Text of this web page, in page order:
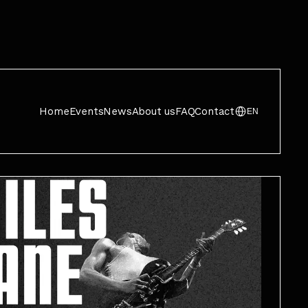
HomeEventsNewsAbout usFAQContact EN